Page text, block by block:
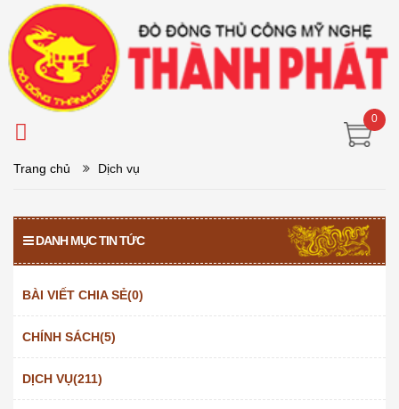
0
Trang chủ Dịch vụ
DANH MỤC TIN TỨC
BÀI VIẾT CHIA SẺ(0)
CHÍNH SÁCH(5)
DỊCH VỤ(211)